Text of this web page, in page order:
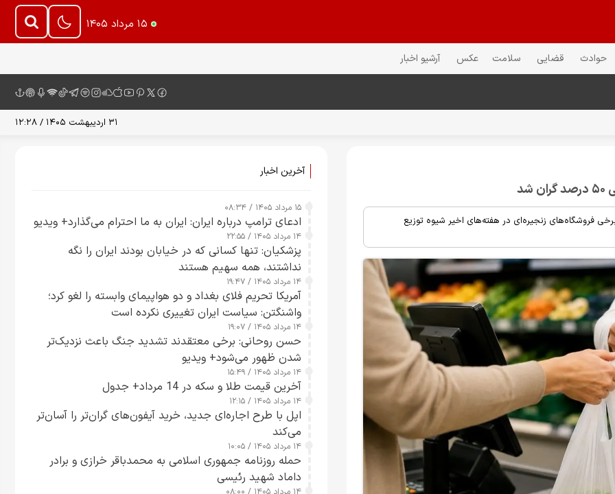
۱۵ مرداد ۱۴۰۵
حوادث قضایی سلامت عکس آرشیو اخبار
۳۱ اردیبهشت ۱۴۰۵ / ۱۲:۲۸
فروشگاه‌های زنجیره‌ای در هفته‌های اخیر شیوه توزیع
آخرین اخبار
۱۵ مرداد ۱۴۰۵ / ۰۸:۳۴
ادعای ترامپ درباره ایران: ایران به ما احترام می‌گذارد+ ویدیو
۱۴ مرداد ۱۴۰۵ / ۲۲:۵۵
پزشکیان: تنها کسانی که در خیابان بودند ایران را نگه
نداشتند، همه سهیم هستند
۱۴ مرداد ۱۴۰۵ / ۱۹:۴۷
آمریکا تحریم فلای بغداد و دو هواپیمای وابسته را لغو کرد؛
واشنگتن: سیاست ایران تغییری نکرده است
۱۴ مرداد ۱۴۰۵ / ۱۹:۰۷
حسن روحانی: برخی معتقدند تشدید جنگ باعث نزدیک‌تر
شدن ظهور می‌شود+ ویدیو
۱۴ مرداد ۱۴۰۵ / ۱۵:۴۹
آخرین قیمت طلا و سکه در 14 مرداد+ جدول
۱۴ مرداد ۱۴۰۵ / ۱۲:۱۵
اپل با طرح اجاره‌ای جدید، خرید آیفون‌های گران‌تر را آسان‌تر
می‌کند
۱۴ مرداد ۱۴۰۵ / ۱۰:۰۵
حمله روزنامه جمهوری اسلامی به محمدباقر خرازی و برادر
داماد شهید رئیسی